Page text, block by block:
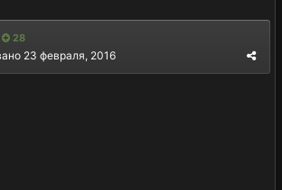
28
23 февраля, 2016